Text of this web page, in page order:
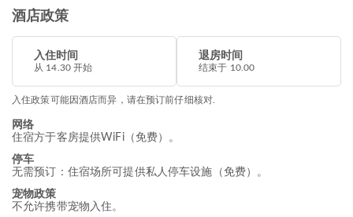
酒店政策
入住时间
从 14.30 开始
退房时间
结束于 10.00
入住政策可能因酒店而异，请在预订前仔细核对.
网络
住宿方于客房提供WiFi（免费）。
停车
无需预订：住宿场所可提供私人停车设施（免费）。
宠物政策
不允许携带宠物入住。